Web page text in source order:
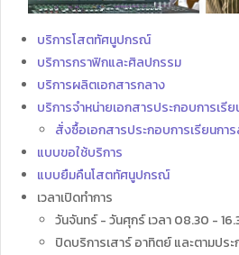
บริการโสตทัศนูปกรณ์
บริการกราฟิกและศิลปกรรม
บริการผลิตเอกสารกลาง
บริการจำหน่ายเอกสารประกอบการเ
สั่งซื้อเอกสารประกอบการเรียนกา
แบบขอใช้บริการ
แบบยืมคืนโสตทัศนูปกรณ์
เวลาเปิดทำการ
วันจันทร์ - วันศุกร์ เวลา 08.30 -
ปิดบริการเสาร์ อาทิตย์ และตามปร